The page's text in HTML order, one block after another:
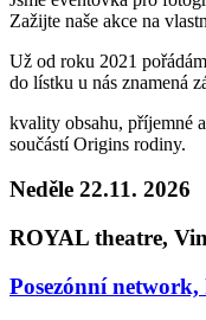
Zažijte naše akce na
Už od roku 2021
do lístku u nás znamená
kvality obsahu, příjemné
součástí Origins rodiny.
Neděle 22.11. 2026
ROYAL theatre,
Posezónní network,